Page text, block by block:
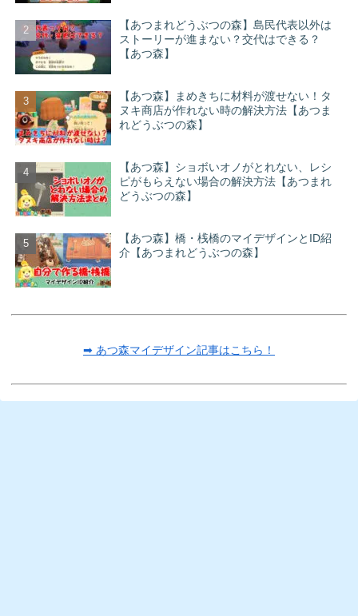
【あつまれどうぶつの森】島民代表以外は
ストーリーが進まない？交代はできる？
【あつ森】
【あつ森】まめきちに材料が渡せない！タ
ヌキ商店が作れない時の解決方法【あつま
れどうぶつの森】
【あつ森】ショボいオノがとれない、レシ
ピがもらえない場合の解決方法【あつまれ
どうぶつの森】
【あつ森】橋・桟橋のマイデザインとID紹
介【あつまれどうぶつの森】
➡ あつ森マイデザイン記事はこちら！